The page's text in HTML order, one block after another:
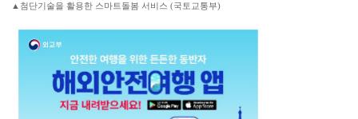
▲첨단기술을 활용한 스마트돌봄 서비스 (국토교통부)